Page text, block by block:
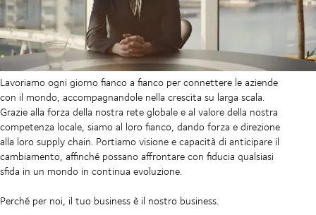
In un mondo in continuo cambiamento, le aziende hanno
bisogno di supply chain preparate a qualsiasi evenienza. Ed è
esattamente ciò che offriamo ai nostri clienti da oltre mezzo
secolo. A prescindere dal settore. A prescindere dalle dimensioni.
Lavoriamo ogni giorno fianco a fianco per connettere le aziende
con il mondo, accompagnandole nella crescita su larga scala.
Grazie alla forza della nostra rete globale e al valore della nostra
competenza locale, siamo al loro fianco, dando forza e direzione
alla loro supply chain. Portiamo visione e capacità di anticipare il
cambiamento, affinché possano affrontare con fiducia qualsiasi
sfida in un mondo in continua evoluzione.
Perché per noi, il tuo business è il nostro business.